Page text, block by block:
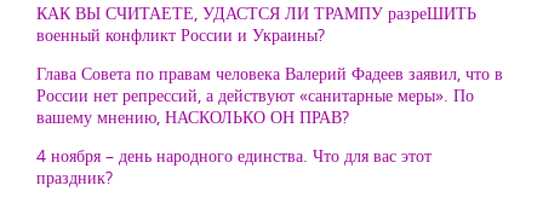
КАК ВЫ СЧИТАЕТЕ, УДАСТСЯ ЛИ ТРАМПУ разреШИТЬ
военный конфликт России и Украины?
Глава Совета по правам человека Валерий Фадеев заявил, что в
России нет репрессий, а действуют «санитарные меры». По
вашему мнению, НАСКОЛЬКО ОН ПРАВ?
4 ноября – день народного единства. Что для вас этот
праздник?